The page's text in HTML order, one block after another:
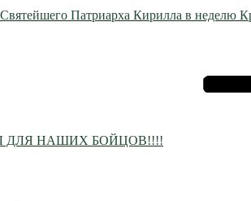
Патриарха Кирилла в неделю
ДЛЯ НАШИХ БОЙЦОВ!!!!